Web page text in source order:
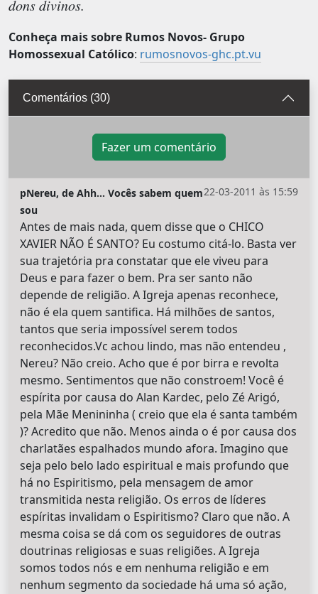
dons divinos.
Conheça mais sobre Rumos Novos- Grupo
Homossexual Católico: rumosnovos-ghc.pt.vu
Comentários (30)
Fazer um comentário
22-03-2011 às 15:59
pNereu, de Ahh... Vocês sabem quem
sou
Antes de mais nada, quem disse que o CHICO
XAVIER NÃO É SANTO? Eu costumo citá-lo. Basta ver
sua trajetória pra constatar que ele viveu para
Deus e para fazer o bem. Pra ser santo não
depende de religião. A Igreja apenas reconhece,
não é ela quem santifica. Há milhões de santos,
tantos que seria impossível serem todos
reconhecidos.Vc achou lindo, mas não entendeu ,
Nereu? Não creio. Acho que é por birra e revolta
mesmo. Sentimentos que não constroem! Você é
espírita por causa do Alan Kardec, pelo Zé Arigó,
pela Mãe Menininha ( creio que ela é santa também
)? Acredito que não. Menos ainda o é por causa dos
charlatães espalhados mundo afora. Imagino que
seja pelo belo lado espiritual e mais profundo que
há no Espiritismo, pela mensagem de amor
transmitida nesta religião. Os erros de líderes
espíritas invalidam o Espiritismo? Claro que não. A
mesma coisa se dá com os seguidores de outras
doutrinas religiosas e suas religiões. A Igreja
somos todos nós e em nenhuma religião e em
nenhum segmento da sociedade há uma só ação,